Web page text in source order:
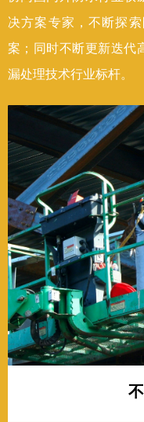
决方案专家，不断探
案；同时不断更新迭代
漏处理技术行业标杆。